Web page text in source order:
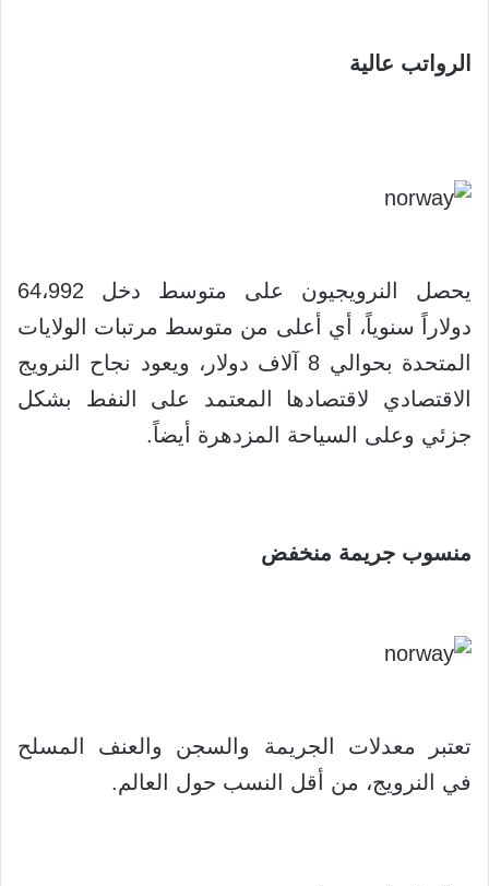
الرواتب عالية
يحصل النرويجيون على متوسط دخل 64،992
دولاراً سنوياً، أي أعلى من متوسط مرتبات الولايات
المتحدة بحوالي 8 آلاف دولار، ويعود نجاح النرويج
الاقتصادي لاقتصادها المعتمد على النفط بشكل
جزئي وعلى السياحة المزدهرة أيضاً.
منسوب جريمة منخفض
تعتبر معدلات الجريمة والسجن والعنف المسلح
في النرويج، من أقل النسب حول العالم.